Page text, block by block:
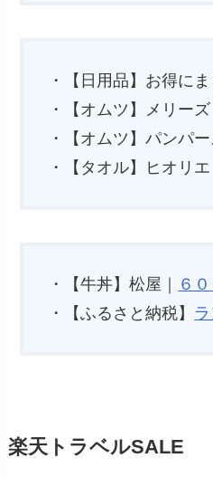
・【日用品】お得にま
・【オムツ】メリーズ
・【オムツ】パンパー
・【タオル】ヒオリエ
・【牛丼】松屋｜
６
・【ふるさと納税】
楽天トラベルSALE